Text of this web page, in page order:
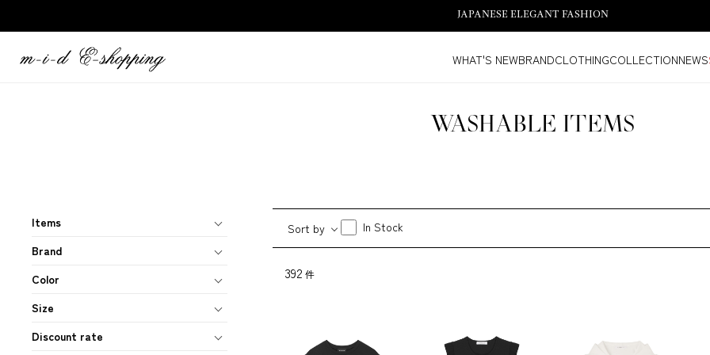
JAPANESE ELEGANT FASHION
WHAT'S NEWBRANDCLOTHINGCOLLECTIONNEWS
WASHABLE ITEMS
Items
Brand
Color
Size
Discount rate
Sort by In Stock
392 件